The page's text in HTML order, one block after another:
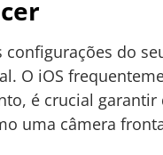
configurações do
O iOS
é crucial
uma câmera